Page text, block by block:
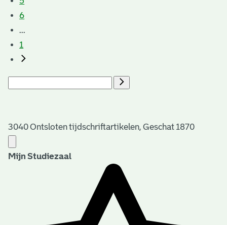
6
...
1
3040 Ontsloten tijdschriftartikelen, Geschat 1870
Mijn Studiezaal